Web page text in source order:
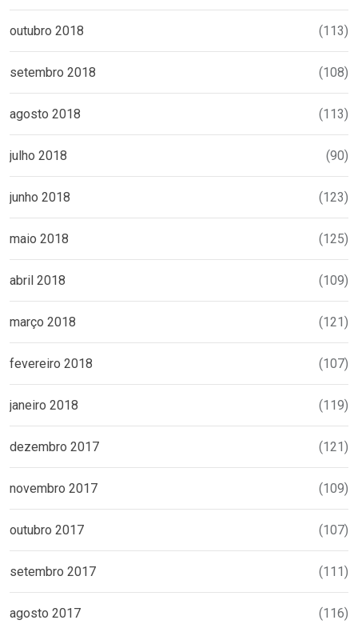
outubro 2018 (113)
setembro 2018 (108)
agosto 2018 (113)
julho 2018 (90)
junho 2018 (123)
maio 2018 (125)
abril 2018 (109)
março 2018 (121)
fevereiro 2018 (107)
janeiro 2018 (119)
dezembro 2017 (121)
novembro 2017 (109)
outubro 2017 (107)
setembro 2017 (111)
agosto 2017 (116)